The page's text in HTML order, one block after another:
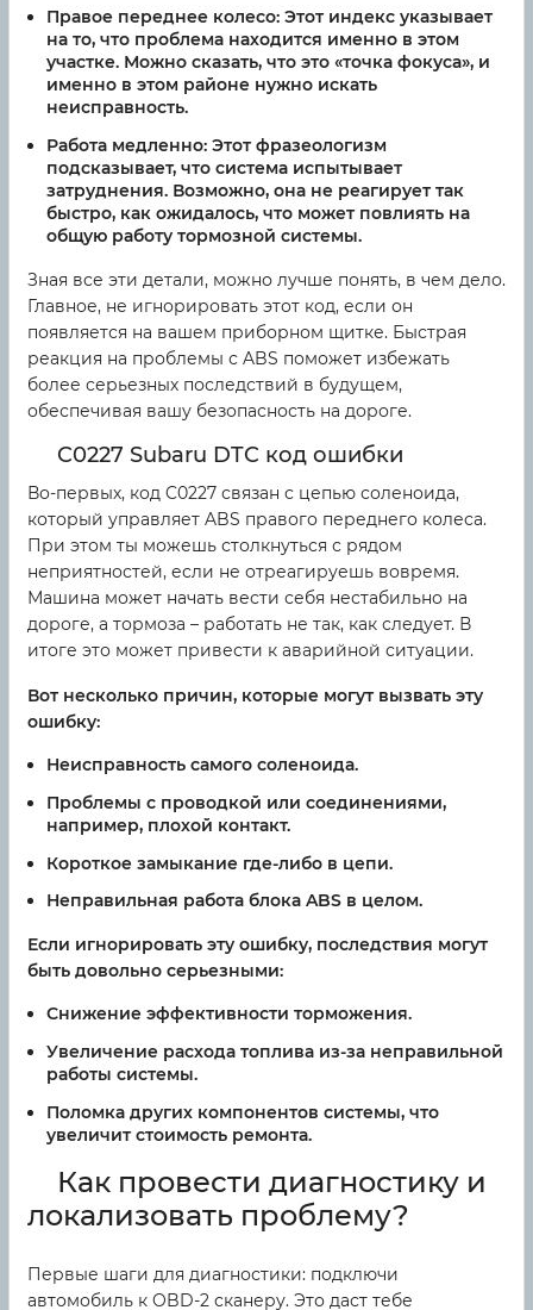
Правое переднее колесо: Этот индекс указывает
на то, что проблема находится именно в этом
участке. Можно сказать, что это «точка фокуса», и
именно в этом районе нужно искать
неисправность.
Работа медленно: Этот фразеологизм
подсказывает, что система испытывает
затруднения. Возможно, она не реагирует так
быстро, как ожидалось, что может повлиять на
общую работу тормозной системы.
Зная все эти детали, можно лучше понять, в чем дело.
Главное, не игнорировать этот код, если он
появляется на вашем приборном щитке. Быстрая
реакция на проблемы с ABS поможет избежать
более серьезных последствий в будущем,
обеспечивая вашу безопасность на дороге.
C0227 Subaru DTC код ошибки
Во-первых, код C0227 связан с цепью соленоида,
который управляет ABS правого переднего колеса.
При этом ты можешь столкнуться с рядом
неприятностей, если не отреагируешь вовремя.
Машина может начать вести себя нестабильно на
дороге, а тормоза – работать не так, как следует. В
итоге это может привести к аварийной ситуации.
Вот несколько причин, которые могут вызвать эту
ошибку:
Неисправность самого соленоида.
Проблемы с проводкой или соединениями,
например, плохой контакт.
Короткое замыкание где-либо в цепи.
Неправильная работа блока ABS в целом.
Если игнорировать эту ошибку, последствия могут
быть довольно серьезными:
Снижение эффективности торможения.
Увеличение расхода топлива из-за неправильной
работы системы.
Поломка других компонентов системы, что
увеличит стоимость ремонта.
Как провести диагностику и
локализовать проблему?
Первые шаги для диагностики: подключи
автомобиль к OBD-2 сканеру. Это даст тебе